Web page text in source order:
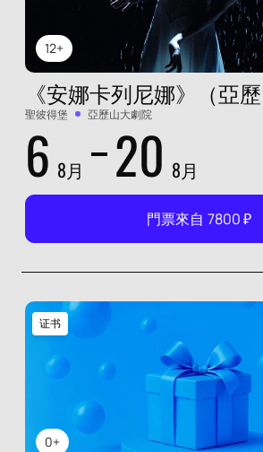
12+
《安娜卡列尼娜》（亞
聖彼得堡 亞歷山大劇院
6 8月 20 8月
門票來自 7800₽
0+
证书